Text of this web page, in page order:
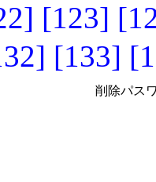
[123]
[133]
削除パス